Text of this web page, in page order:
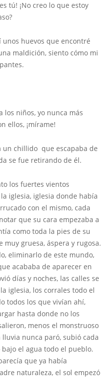
tú! ¡No creo lo que estoy
huevos que encontré
maldición, siento cómo mi
los niños, yo nunca más
ellos, ¡mírame!
un chillido que escapaba de
se fue retirando de él.
los fuertes vientos
iglesia, iglesia donde había
con el mismo, cada
que su cara empezaba a
como toda la pies de su
gruesa, áspera y rugosa.
eliminarlo de este mundo,
acababa de aparecer en
días y noches, las calles se
iglesia, los corrales todo el
todos los que vivían ahí,
hasta donde no los
menos el monstruoso
nunca paró, subió cada
el agua todo el pueblo.
que ya había
naturaleza, el sol empezó